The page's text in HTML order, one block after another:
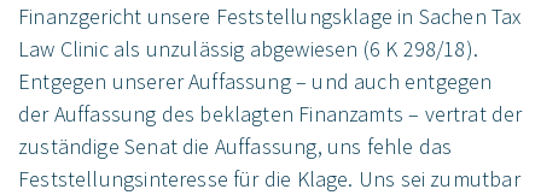
Finanzgericht unsere Feststellungsklage in Sachen Tax
Law Clinic als unzulässig abgewiesen (6 K 298/18).
Entgegen unserer Auffassung – und auch entgegen
der Auffassung des beklagten Finanzamts – vertrat der
zuständige Senat die Auffassung, uns fehle das
Feststellungsinteresse für die Klage. Uns sei zumutbar